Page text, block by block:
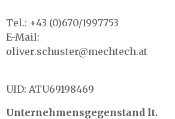
Tel.: +43 (0)670/1997753
E-Mail:
oliver.schuster@mechtech.at
UID: ATU69198469
Unternehmensgegenstand lt.